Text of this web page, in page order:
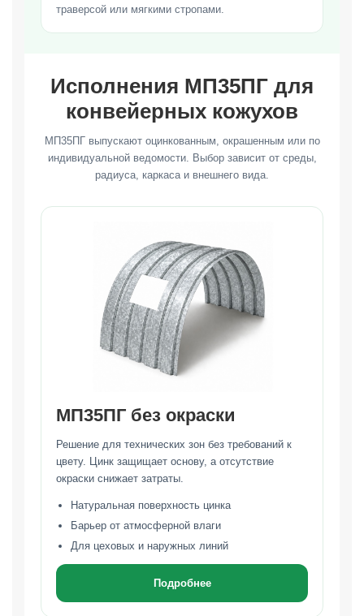
траверсой или мягкими стропами.
Исполнения МП35ПГ для
конвейерных кожухов
МП35ПГ выпускают оцинкованным, окрашенным или по
индивидуальной ведомости. Выбор зависит от среды,
радиуса, каркаса и внешнего вида.
МП35ПГ без окраски
Решение для технических зон без требований к
цвету. Цинк защищает основу, а отсутствие
окраски снижает затраты.
Натуральная поверхность цинка
Барьер от атмосферной влаги
Для цеховых и наружных линий
Подробнее